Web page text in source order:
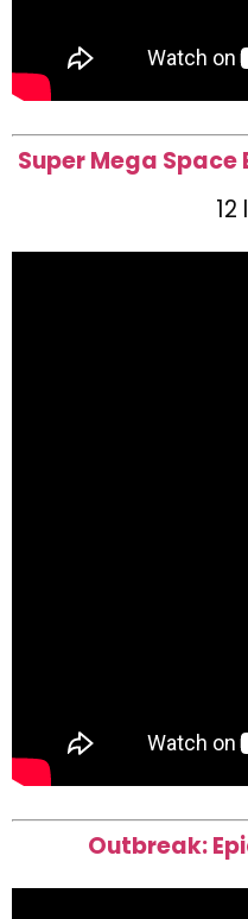
Super Mega
Outbreak: